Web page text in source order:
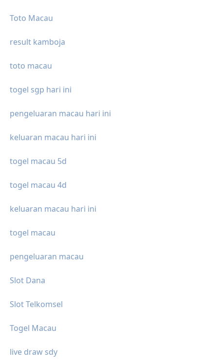
Toto Macau
result kamboja
toto macau
togel sgp hari ini
pengeluaran macau hari ini
keluaran macau hari ini
togel macau 5d
togel macau 4d
keluaran macau hari ini
togel macau
pengeluaran macau
Slot Dana
Slot Telkomsel
Togel Macau
live draw sdy